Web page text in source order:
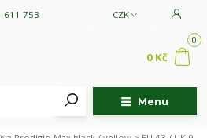
Menu
CZK
611 753
0
0 Kč